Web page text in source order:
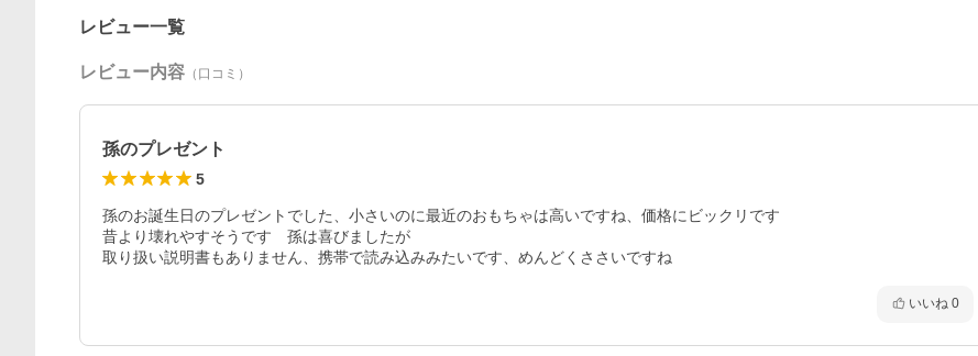
レビュー一覧
レビュー内容 （口コミ）
孫のプレゼント
5
孫のお誕生日のプレゼントでした、小さいのに最近のおもちゃは高いですね、価格にビックリです
昔より壊れやすそうです　孫は喜びましたが
取り扱い説明書もありません、携帯で読み込みみたいです、めんどくささいですね
いいね 0